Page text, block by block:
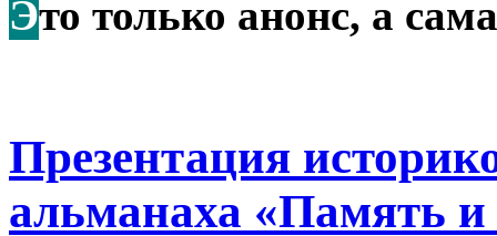
Это только анонс, а
Презентация
альманаха «Память и